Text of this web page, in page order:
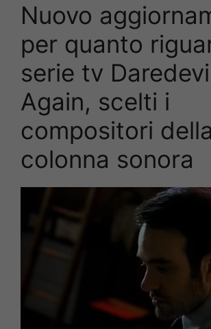
Nuovo
per quanto
serie tv
Again, scelti i
compositori della
colonna sonora